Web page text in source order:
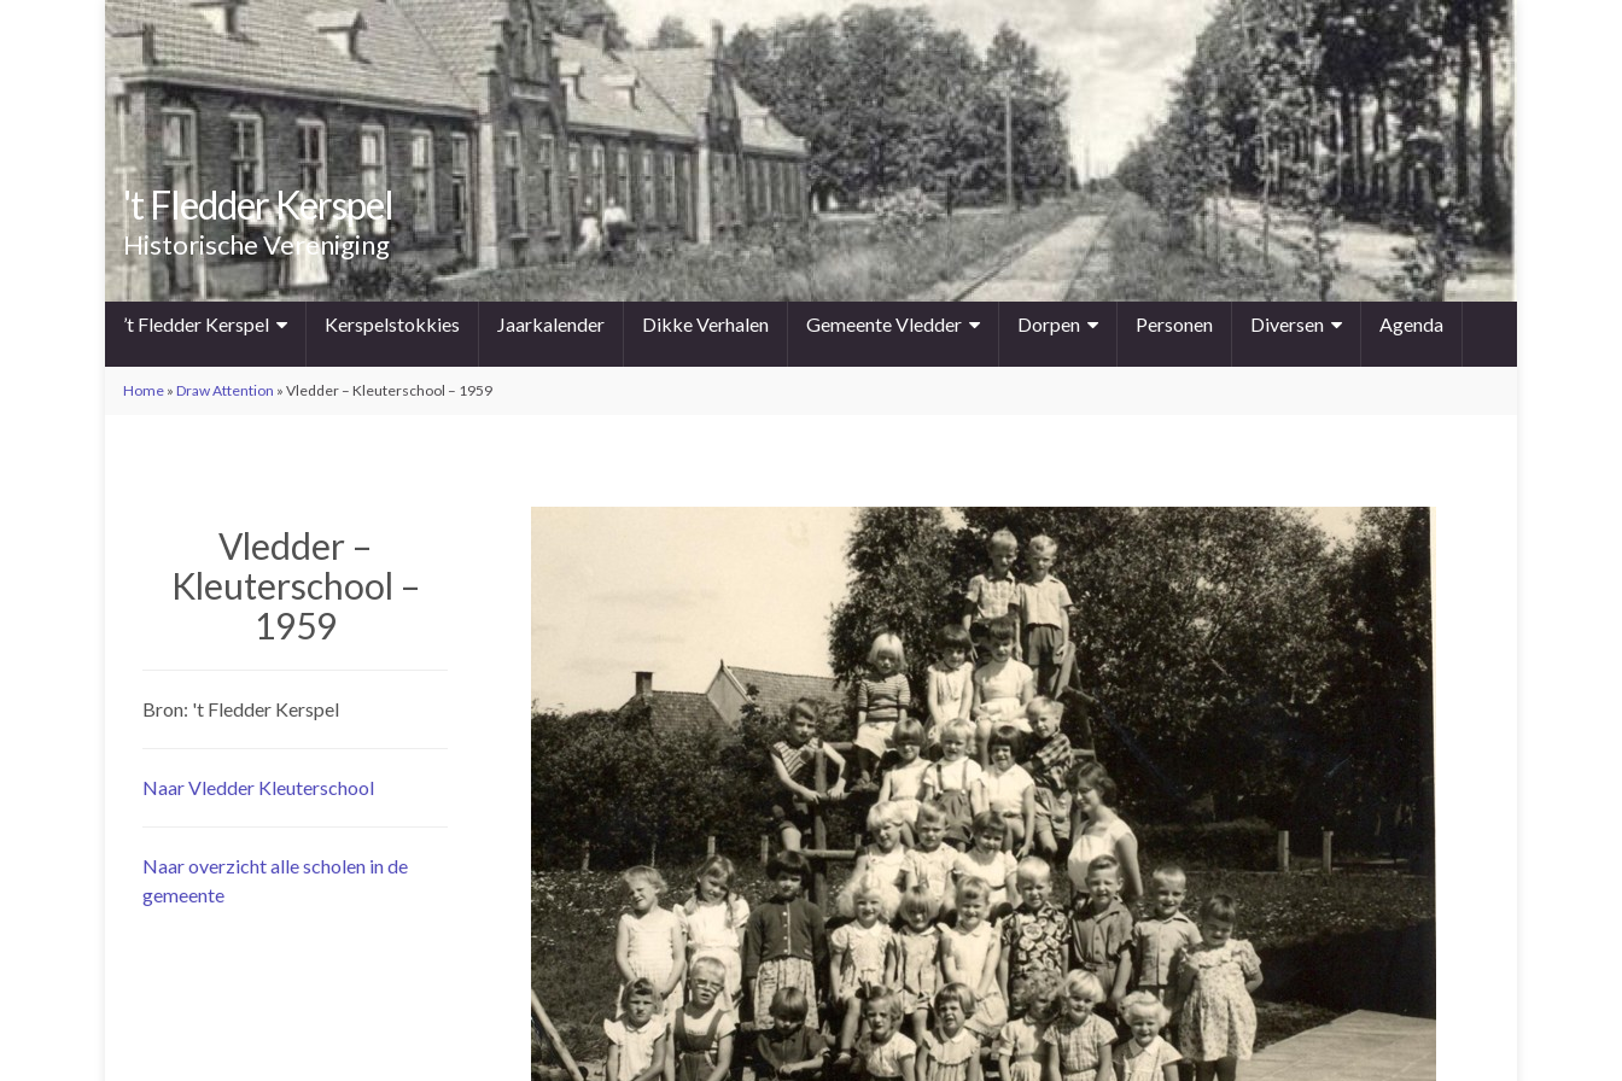
't Fledder Kerspel
Historische Vereniging
’t Fledder Kerspel Kerspelstokkies Jaarkalender Dikke Verhalen Gemeente Vledder Dorpen Personen Diversen Agenda
Home » Draw Attention » Vledder – Kleuterschool – 1959
Vledder –
Kleuterschool –
1959
Bron: 't Fledder Kerspel
Naar Vledder Kleuterschool
Naar overzicht alle scholen in de
gemeente